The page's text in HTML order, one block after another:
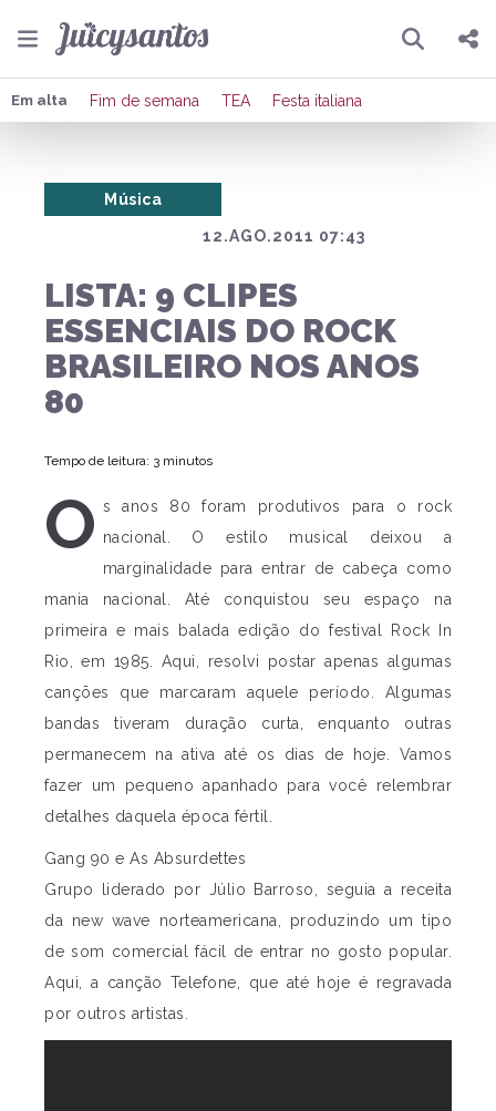
Pesquisar
Compartilhar
Em alta Fim de semana TEA Festa italiana
12.AGO.2011 07:43
Música
LISTA: 9 CLIPES
ESSENCIAIS DO ROCK
BRASILEIRO NOS ANOS
80
Tempo de leitura: 3 minutos
O s anos 80 foram produtivos para o rock
nacional. O estilo musical deixou a
marginalidade para entrar de cabeça como
mania nacional. Até conquistou seu espaço na
primeira e mais balada edição do festival Rock In
Rio, em 1985. Aqui, resolvi postar apenas algumas
canções que marcaram aquele período. Algumas
bandas tiveram duração curta, enquanto outras
permanecem na ativa até os dias de hoje. Vamos
fazer um pequeno apanhado para você relembrar
detalhes daquela época fértil.
Gang 90 e As Absurdettes
Grupo liderado por Júlio Barroso, seguia a receita
da new wave norteamericana, produzindo um tipo
de som comercial fácil de entrar no gosto popular.
Aqui, a canção Telefone, que até hoje é regravada
por outros artistas.